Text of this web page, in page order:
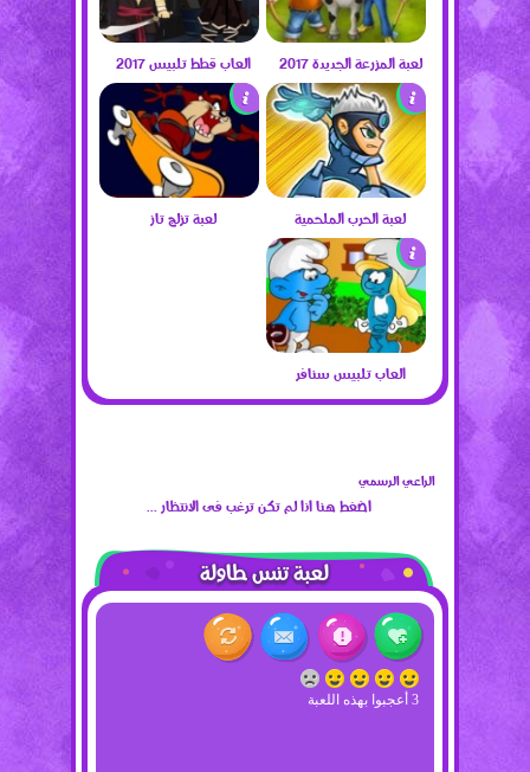
لعبة المزرعة الجديدة 2017 العاب قطط تلبيس 2017
لعبة الحرب الملحمية لعبة تزلج تاز
العاب تلبيس سنافر
الراعي الرسمي
اضغط هنا اذا لم تكن ترغب فى الانتظار ...
لعبة تنس طاولة
3 أعجبوا بهذه اللعبة